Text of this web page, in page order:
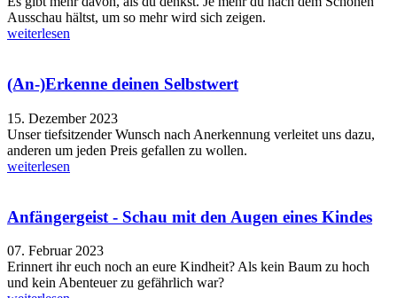
Ausschau hältst, um so mehr wird sich zeigen.
weiterlesen
(An-)Erkenne deinen Selbstwert
15. Dezember 2023
Unser tiefsitzender Wunsch nach Anerkennung verleitet uns dazu,
anderen um jeden Preis gefallen zu wollen.
weiterlesen
Anfängergeist - Schau mit den Augen eines Kindes
07. Februar 2023
Erinnert ihr euch noch an eure Kindheit? Als kein Baum zu hoch
und kein Abenteuer zu gefährlich war?